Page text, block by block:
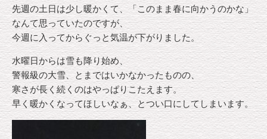
先週の土日は少し暖かくて、「このまま春に向かうのかな」
なんて思っていたのですが、
今週に入ってからぐっと気温が下がりました。
水曜日からは雪も降り始め、
警報級の大雪、とまではいかなかったものの、
寒さが長く続くのはやっぱりこたえます。
早く暖かくなってほしいなぁ、とつい口にしてしまいます。